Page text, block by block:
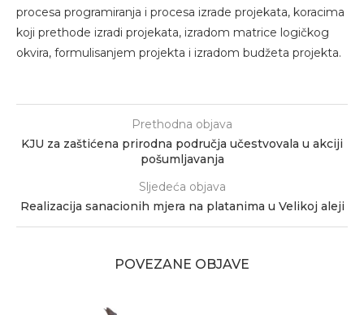
procesa programiranja i procesa izrade projekata, koracima
koji prethode izradi projekata, izradom matrice logičkog
okvira, formulisanjem projekta i izradom budžeta projekta.
Prethodna objava
KJU za zaštićena prirodna područja učestvovala u akciji
pošumljavanja
Sljedeća objava
Realizacija sanacionih mjera na platanima u Velikoj aleji
POVEZANE OBJAVE